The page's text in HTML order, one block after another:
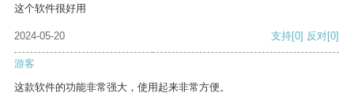
这个软件很好用
2024-05-20 支持[0] 反对[0]
游客
这款软件的功能非常强大，使用起来非常方便。